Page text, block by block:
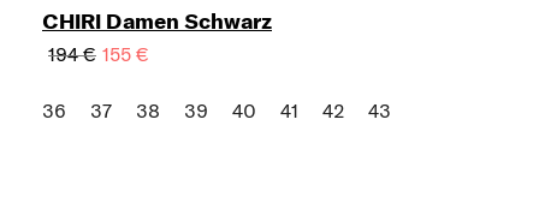
CHIRI Damen Schwarz
194 € 155 €
36 37 38 39 40 41 42 43